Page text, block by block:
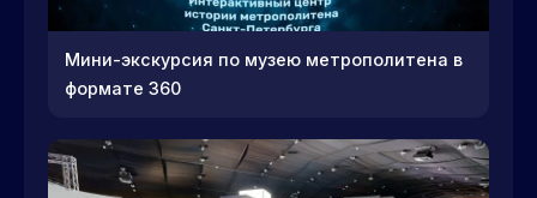
Мини-экскурсия по музею метрополитена в
формате 360